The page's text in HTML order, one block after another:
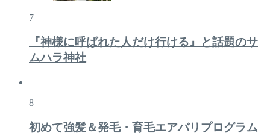
7
『神様に呼ばれた人だけ行ける』と話題のサ
ムハラ神社
8
初めて強髪＆発毛・育毛エアバリプログラム